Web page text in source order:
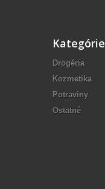
Kategórie
Drogéria
Kozmetika
Potraviny
Ostatné